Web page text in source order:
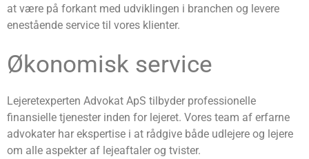
at være på forkant med udviklingen i branchen og levere
enestående service til vores klienter.
Økonomisk service
Lejeretexperten Advokat ApS tilbyder professionelle
finansielle tjenester inden for lejeret. Vores team af erfarne
advokater har ekspertise i at rådgive både udlejere og lejere
om alle aspekter af lejeaftaler og tvister.